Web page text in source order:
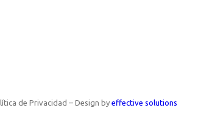
de Privacidad – Design by effective solutions